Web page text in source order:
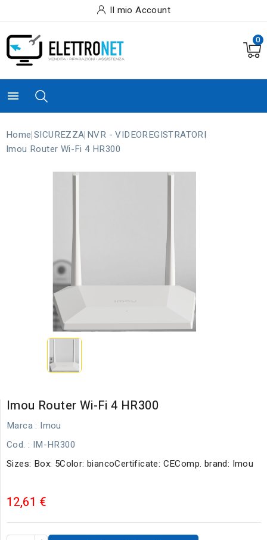
Il mio Account
0

Home SICUREZZA NVR - VIDEOREGISTRATORI
Imou Router Wi-Fi 4 HR300
Imou Router Wi-Fi 4 HR300
Marca : Imou
Cod. : IM-HR300
Sizes: Box: 5Color: biancoCertificate: CEComp. brand: Imou
12,61 €